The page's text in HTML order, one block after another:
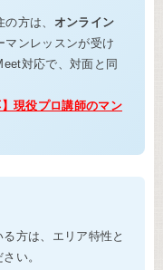
方は、 オンライン
マンレッスンが受け
対応で、対面と同
現役プロ講師のマン
方は、エリア特性と
い。